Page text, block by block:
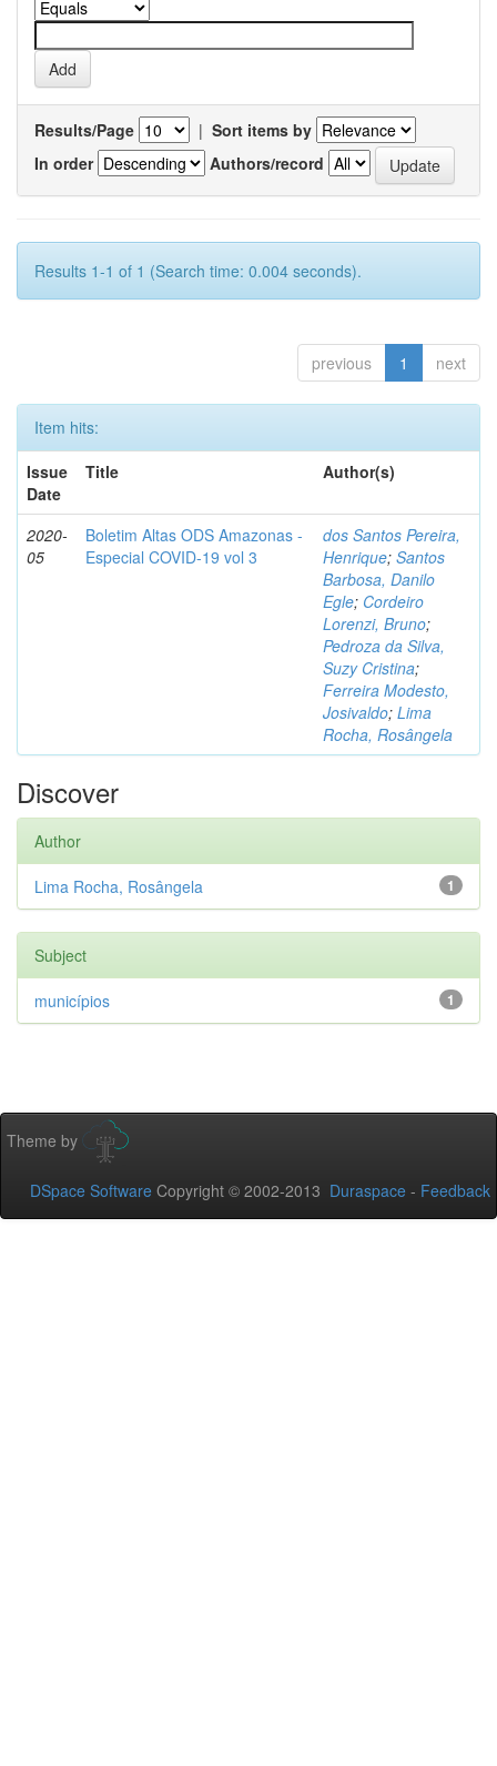
Results/Page | Sort items by
In order
Authors/record
Results 1-1 of 1 (Search time: 0.004 seconds).
previous 1 next
Item hits:
Issue
Date
Title Author(s)
2020-
05
Boletim Altas ODS Amazonas -
Especial COVID-19 vol 3
dos Santos Pereira,
Henrique; Santos
Barbosa, Danilo
Egle; Cordeiro
Lorenzi, Bruno;
Pedroza da Silva,
Suzy Cristina;
Ferreira Modesto,
Josivaldo; Lima
Rocha, Rosângela
Discover
Author
1
Lima Rocha, Rosângela
Subject
1
municípios
Theme by
DSpace Software Copyright © 2002-2013 Duraspace - Feedback